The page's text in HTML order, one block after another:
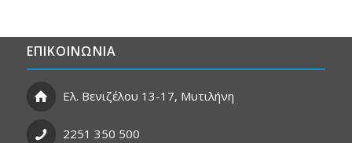
ΕΠΙΚΟΙΝΩΝΙΑ
Ελ. Βενιζέλου 13-17, Μυτιλήνη
2251 350 500